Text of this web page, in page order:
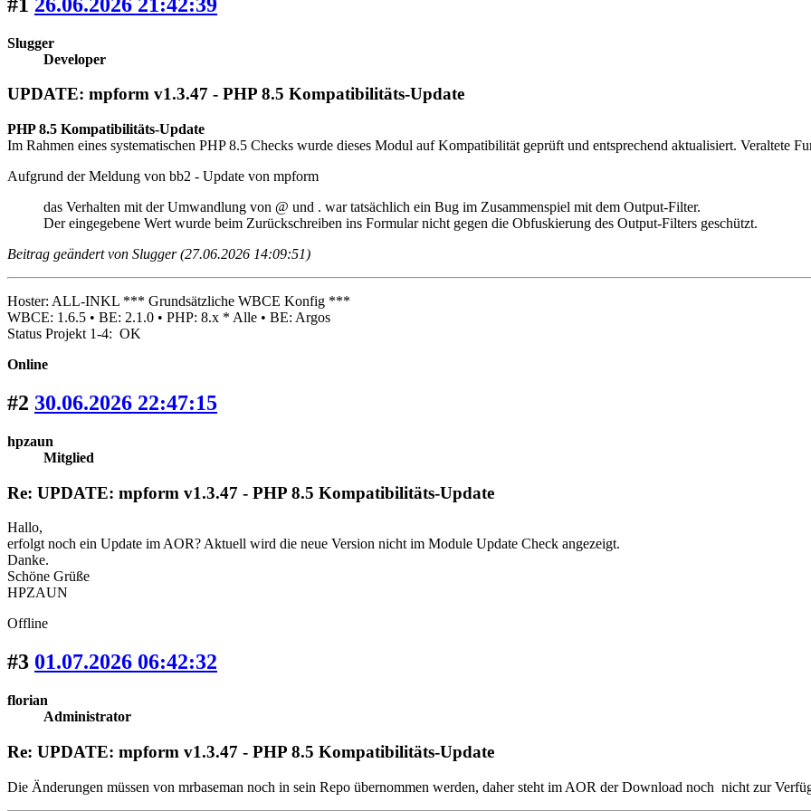
Slugger
Developer
UPDATE: mpform v1.3.47 - PHP 8.5 Kompatibilitäts-Update
PHP 8.5 Kompatibilitäts-Update
Im Rahmen eines systematischen PHP 8.5 Checks wurde dieses Modul auf Kompatibilität geprüft und entsprechend aktualisiert. Veraltete
Aufgrund der Meldung von bb2 - Update von mpform
das Verhalten mit der Umwandlung von @ und . war tatsächlich ein Bug im Zusammenspiel mit dem Output-Filter.
Der eingegebene Wert wurde beim Zurückschreiben ins Formular nicht gegen die Obfuskierung des Output-Filters geschützt.
Beitrag geändert von Slugger (27.06.2026 14:09:51)
Hoster: ALL-INKL *** Grundsätzliche WBCE Konfig ***
WBCE: 1.6.5 • BE: 2.1.0 • PHP: 8.x * Alle • BE: Argos
Status Projekt 1-4: OK
Online
#2 30.06.2026 22:47:15
hpzaun
Mitglied
Re: UPDATE: mpform v1.3.47 - PHP 8.5 Kompatibilitäts-Update
Hallo,
erfolgt noch ein Update im AOR? Aktuell wird die neue Version nicht im Module Update Check angezeigt.
Danke.
Schöne Grüße
HPZAUN
Offline
#3 01.07.2026 06:42:32
florian
Administrator
Re: UPDATE: mpform v1.3.47 - PHP 8.5 Kompatibilitäts-Update
Die Änderungen müssen von mrbaseman noch in sein Repo übernommen werden, daher steht im AOR der Download noch nicht zur